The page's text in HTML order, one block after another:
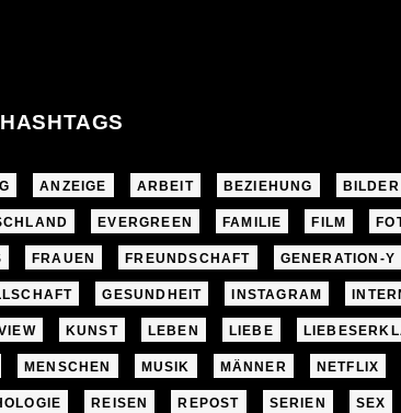
ANZEIGE ARBEIT BEZIEHUNG BILDER
EVERGREEN FAMILIE FILM
FRAUEN FREUNDSCHAFT GENERATION-Y
GESUNDHEIT INSTAGRAM
KUNST LEBEN LIEBE
MENSCHEN MUSIK MÄNNER NETFLIX
REISEN REPOST SERIEN SEX